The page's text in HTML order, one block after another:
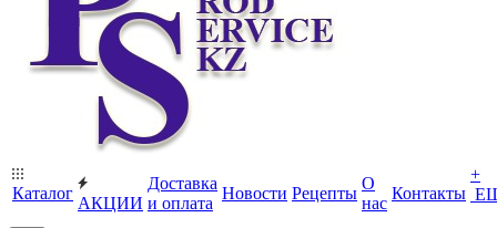
Каталог
АКЦИИ
Доставка
и оплата
Новости Рецепты
О
нас
Контакты
+